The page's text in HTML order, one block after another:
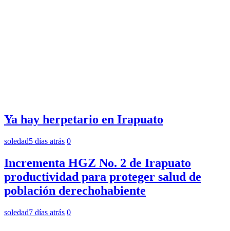
Ya hay herpetario en Irapuato
soledad5 días atrás 0
Incrementa HGZ No. 2 de Irapuato
productividad para proteger salud de
población derechohabiente
soledad7 días atrás 0